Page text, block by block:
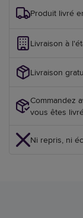
Produit livré
Livraison à
Livraison
Commandez
vous êtes
Ni repris, ni